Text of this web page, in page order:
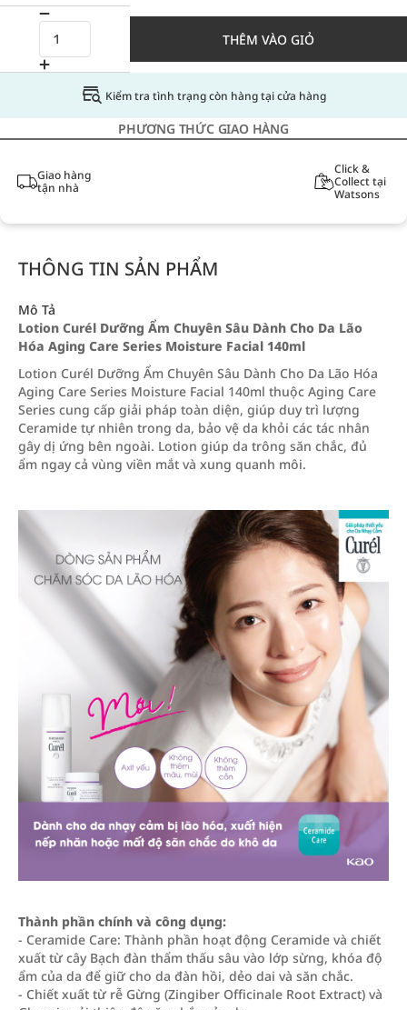
THÊM VÀO GIỎ
Kiểm tra tình trạng còn hàng tại cửa hàng
PHƯƠNG THỨC GIAO HÀNG
Giao hàng
tận nhà
Click &
Collect tại
Watsons
THÔNG TIN SẢN PHẨM
Mô Tả
Lotion Curél Dưỡng Ẩm Chuyên Sâu Dành Cho Da Lão
Hóa Aging Care Series Moisture Facial 140ml
Lotion Curél Dưỡng Ẩm Chuyên Sâu Dành Cho Da Lão Hóa
Aging Care Series Moisture Facial 140ml thuộc Aging Care
Series cung cấp giải pháp toàn diện, giúp duy trì lượng
Ceramide tự nhiên trong da, bảo vệ da khỏi các tác nhân
gây dị ứng bên ngoài. Lotion giúp da trông săn chắc, đủ
ẩm ngay cả vùng viền mắt và xung quanh môi.
Thành phần chính và công dụng:
- Ceramide Care: Thành phần hoạt động Ceramide và chiết
xuất từ cây Bạch đàn thẩm thấu sâu vào lớp sừng, khóa độ
ẩm của da để giữ cho da đàn hồi, dẻo dai và săn chắc.
- Chiết xuất từ rễ Gừng (Zingiber Officinale Root Extract) và